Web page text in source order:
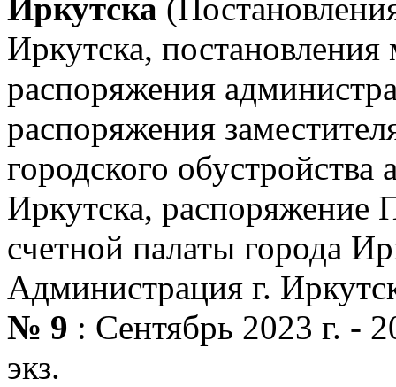
Иркутска
Иркутска,
распоряжения
распоряжения
городского
Иркутска, распоряжение
счетной палаты города
Администрация г.
№ 9 : Сентябрь 2023 г. -
экз.